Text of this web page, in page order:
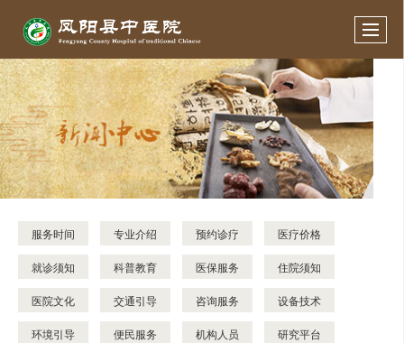
服务时间 专业介绍 预约诊疗 医疗价格
就诊须知 科普教育 医保服务 住院须知
医院文化 交通引导 咨询服务 设备技术
环境引导 便民服务 机构人员 研究平台